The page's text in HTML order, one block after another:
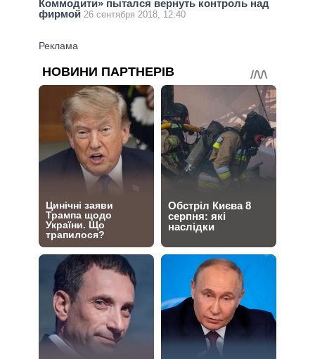
Коммодити» пытался вернуть контроль над
фирмой 26 сентября 2018, 12:40